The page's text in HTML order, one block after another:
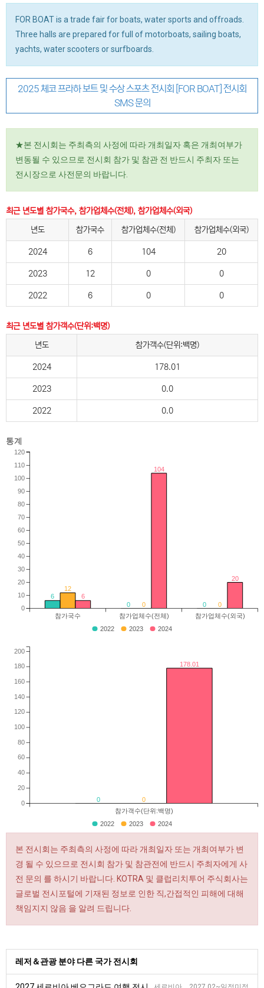
FOR BOAT is a trade fair for boats, water sports and offroads.
Three halls are prepared for full of motorboats, sailing boats,
yachts, water scooters or surfboards.
2025 체코 프라하 보트 및 수상 스포츠 전시회 [FOR BOAT] 전시회
SMS 문의
★본 전시회는 주최측의 사정에 따라 개최일자 혹은 개최여부가
변동될 수 있으므로 전시회 참가 및 참관 전 반드시 주최자 또는
전시장으로 사전문의 바랍니다.
최근 년도별 참가국수, 참가업체수(전체), 참가업체수(외국)
년도
참가국수 참가업체수(전체) 참가업체수(외국)
2024 6 104 20
2023 12 0 0
2022 6 0 0
최근 년도별 참가객수(단위:백명)
년도
참가객수(단위:백명)
2024 178.01
2023 0.0
2022 0.0
통계
6
0 0
12
0 0
6
104
20
참가국수 참가업체수(전체) 참가업체수(외국)
0
10
20
30
40
50
60
70
80
90
100
110
120
2022 2023 2024
0 0
178.01
참가객수(단위:백명)
0
20
40
60
80
100
120
140
160
180
200
2022 2023 2024
본 전시회는 주최측의 사정에 따라 개최일자 또는 개최여부가 변
경 될 수 있으므로 전시회 참가 및 참관전에 반드시 주최자에게 사
전 문의 를 하시기 바랍니다. KOTRA 및 클럽리치투어 주식회사는
글로벌 전시포털에 기재된 정보로 인한 직,간접적인 피해에 대해
책임지지 않음 을 알려 드립니다.
레저＆관광 분야 다른 국가 전시회